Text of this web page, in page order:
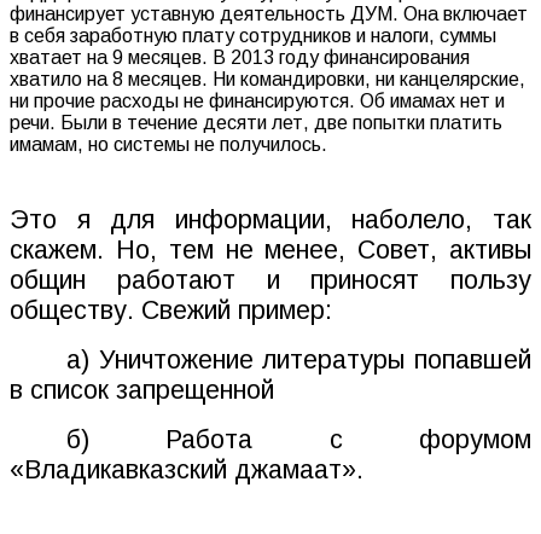
финансирует уставную деятельность ДУМ. Она включает
в себя заработную плату сотрудников и налоги, суммы
хватает на 9 месяцев. В 2013 году финансирования
хватило на 8 месяцев. Ни командировки, ни канцелярские,
ни прочие расходы не финансируются. Об имамах нет и
речи. Были в течение десяти лет, две попытки платить
имамам, но системы не получилось.
Это я для информации, наболело, так
скажем. Но, тем не менее, Совет, активы
общин работают и приносят пользу
обществу. Свежий пример:
а) Уничтожение литературы попавшей
в список запрещенной
б) Работа с форумом
«Владикавказский джамаат».